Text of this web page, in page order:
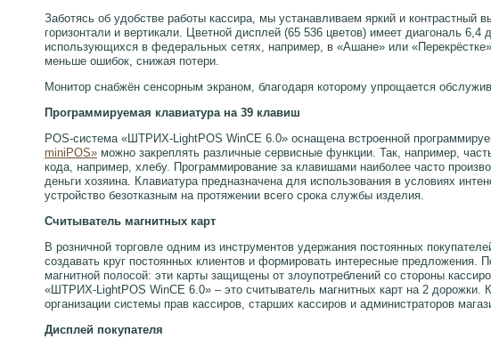
Заботясь об удобстве работы кассира, мы устанавливаем яркий и контрастный
горизонтали и вертикали. Цветной дисплей (65 536 цветов) имеет диагональ
использующихся в федеральных сетях, например, в «Ашане» или
меньше ошибок, снижая потери.
Монитор снабжён сенсорным экраном, благодаря которому упрощается
Программируемая клавиатура на 39 клавиш
POS-система «ШТРИХ-LightPOS WinCE 6.0» оснащена встроенной
miniPOS» можно закреплять различные сервисные функции. Так, например,
кода, например, хлебу. Программирование за клавишами наиболее часто
деньги хозяина. Клавиатура предназначена для использования в условиях
устройство безотказным на протяжении всего срока службы изделия.
Считыватель магнитных карт
В розничной торговле одним из инструментов удержания постоянных
создавать круг постоянных клиентов и формировать интересные
магнитной полосой: эти карты защищены от злоупотреблений со стороны
«ШТРИХ-LightPOS WinCE 6.0» – это считыватель магнитных карт на 2
организации системы прав кассиров, старших кассиров и администраторов
Дисплей покупателя